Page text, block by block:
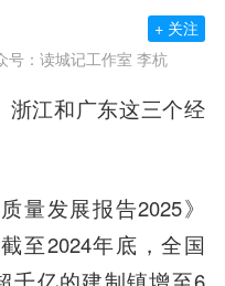
号：读城记工作室 李杭
+ 关注
浙江和广东这三个经
量发展报告2025》
至2024年底，全国